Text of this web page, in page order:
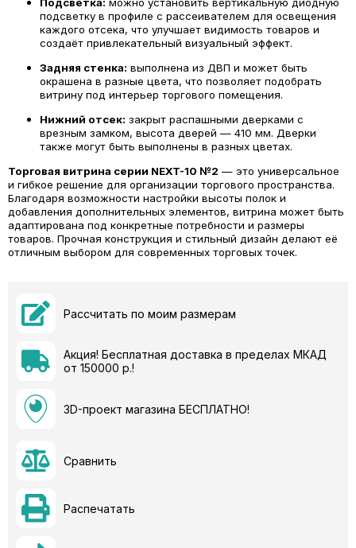
подсветку в профиле с рассеивателем для освещения
каждого отсека, что улучшает видимость товаров и
создаёт привлекательный визуальный эффект.
Задняя стенка: выполнена из ДВП и может быть
окрашена в разные цвета, что позволяет подобрать
витрину под интерьер торгового помещения.
Нижний отсек: закрыт распашными дверками с
врезным замком, высота дверей — 410 мм. Дверки
также могут быть выполнены в разных цветах.
Торговая витрина серии NEXT-10 №2 — это универсальное
и гибкое решение для организации торгового пространства.
Благодаря возможности настройки высоты полок и
добавления дополнительных элементов, витрина может быть
адаптирована под конкретные потребности и размеры
товаров. Прочная конструкция и стильный дизайн делают её
отличным выбором для современных торговых точек.
Рассчитать по моим размерам
Акция! Бесплатная доставка в пределах МКАД
от 150000 р.!
3D-проект магазина БЕСПЛАТНО!
Сравнить
Распечатать